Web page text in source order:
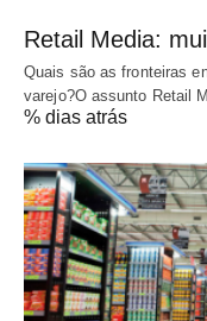
Retail Media:
Quais são as fronteiras
varejo?O assunto Retail
% dias atrás